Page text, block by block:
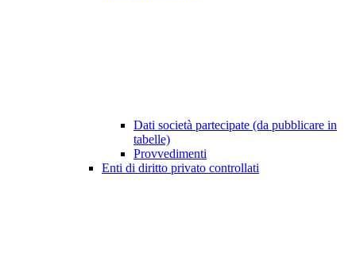
Dati società partecipate (da pubblicare in
tabelle)
Provvedimenti
Enti di diritto privato controllati